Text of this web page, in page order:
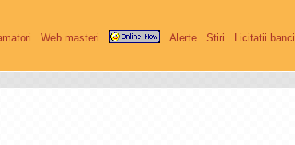
Web masteri Alerte Stiri Licitatii banci